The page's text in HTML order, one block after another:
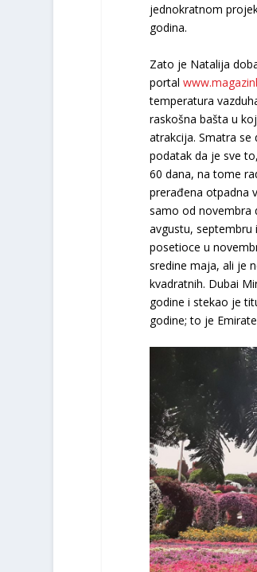
jednokratnom
godina.
Zato je Natalija
portal
temperatura
raskošna bašta u
atrakcija. Smatra se
podatak da je sve
60 dana, na tome
prerađena otpadna
samo od novembra
avgustu, septembru
posetioce u
sredine maja, ali je
kvadratnih. Dubai
godine i stekao je
godine; to je